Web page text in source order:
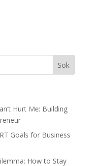
Hurt Me: Building
Goals for Business
How to Stay